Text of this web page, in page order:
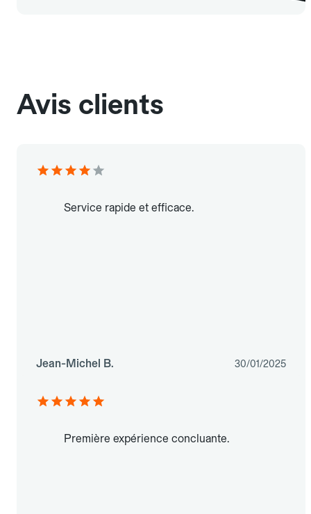
Avis clients
Service rapide et efficace.
Jean-Michel B. 30/01/2025
Première expérience concluante.